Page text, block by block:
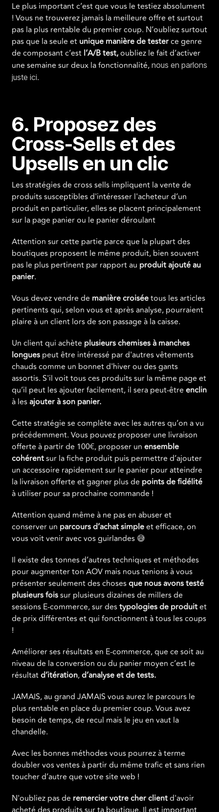
Le plus important c’est que vous le testiez absolument
! Vous ne trouverez jamais la meilleure offre et surtout
pas la plus rentable du premier coup. N’oubliez surtout
pas que la seule et unique manière de testerce genre
de composant c’est l’A/B test,oubliez le fait d’activer
une semaine sur deux la fonctionnalité, nous en parlons
juste ici.
6. Proposez des
Cross-Sells et des
Upsells en un clic
Les stratégies de cross sells impliquent la vente de
produits susceptibles d'intéresser l'acheteur d’un
produit en particulier, elles se placent principalement
sur la page panier ou le panier déroulant
Attention sur cette partie parce que la plupart des
boutiques proposent le même produit, bien souvent
pas le plus pertinent par rapport au produit ajouté au
panier.
Vous devez vendre de manière croiséetous les articles
pertinents qui, selon vous et après analyse, pourraient
plaire à un client lors de son passage à la caisse.
Un client qui achète plusieurs chemises à manches
longues peut être intéressé par d'autres vêtements
chauds comme un bonnet d'hiver ou des gants
assortis. S'il voit tous ces produits sur la même page et
qu’il peut les ajouter facilement, il sera peut-être enclin
à lesajouter à son panier.
Cette stratégie se complète avec les autres qu’on a vu
précédemment. Vous pouvez proposer une livraison
offerte à partir de 100€, proposer un ensemble
cohérentsur la fiche produit puis permettre d’ajouter
un accessoire rapidement sur le panier pour atteindre
la livraison offerte et gagner plus de points de fidélité
à utiliser pour sa prochaine commande !
Attention quand même à ne pas en abuser et
conserver un parcours d’achat simpleet efficace, on
vous voit venir avec vos guirlandes 😅
Il existe des tonnes d’autres techniques et méthodes
pour augmenter ton AOV mais nous tenions à vous
présenter seulement des chosesque nous avons testé
plusieurs foissur plusieurs dizaines de millers de
sessions E-commerce, sur destypologies de produitet
de prix différentes et qui fonctionnent à tous les coups
!
Améliorer ses résultats en E-commerce, que ce soit au
niveau de la conversion ou du panier moyen c’est le
résultatd’itération,d’analyse et de tests.
JAMAIS, au grand JAMAIS vous aurez le parcours le
plus rentable en place du premier coup. Vous avez
besoin de temps, de recul mais le jeu en vaut la
chandelle.
Avec les bonnes méthodes vous pourrez à terme
doubler vos ventes à partir du même trafic et sans rien
toucher d’autre que votre site web !
N'oubliez pas de remercier votre cher clientd'avoir